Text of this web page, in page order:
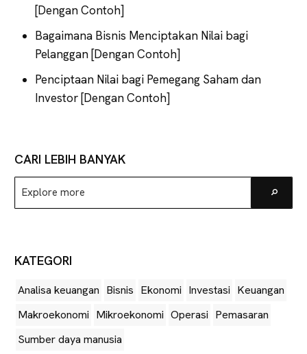
[Dengan Contoh]
Bagaimana Bisnis Menciptakan Nilai bagi
Pelanggan [Dengan Contoh]
Penciptaan Nilai bagi Pemegang Saham dan
Investor [Dengan Contoh]
CARI LEBIH BANYAK
Explore
more
KATEGORI
Analisa keuangan Bisnis Ekonomi Investasi Keuangan
Makroekonomi Mikroekonomi Operasi Pemasaran
Sumber daya manusia